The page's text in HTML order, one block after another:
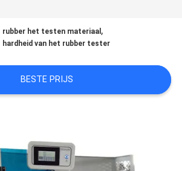
rubber het testen materiaal ,
hardheid van het rubber tester
BESTE PRIJS